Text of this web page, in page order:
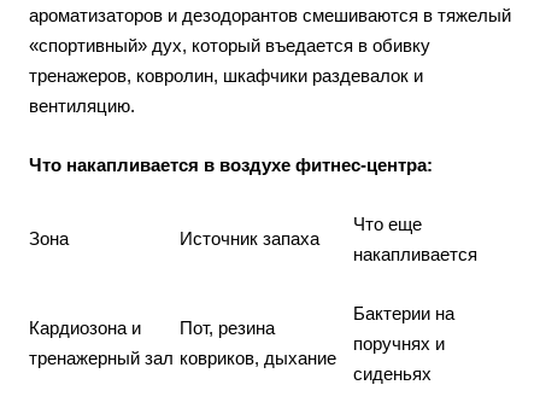
ароматизаторов и дезодорантов смешиваются в тяжелый
«спортивный» дух, который въедается в обивку
тренажеров, ковролин, шкафчики раздевалок и
вентиляцию.
Что накапливается в воздухе фитнес-центра:
Зона Источник запаха
Что еще
накапливается
Кардиозона и
тренажерный зал
Пот, резина
ковриков, дыхание
Бактерии на
поручнях и
сиденьях